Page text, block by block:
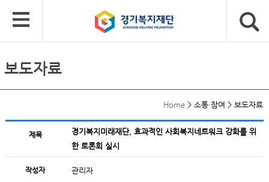
보도자료
Home > 소통·참여 > 보도자료
제목
경기복지미래재단, 효과적인 사회복지네트워크 강화를 위
한 토론회 실시
작성자 관리자